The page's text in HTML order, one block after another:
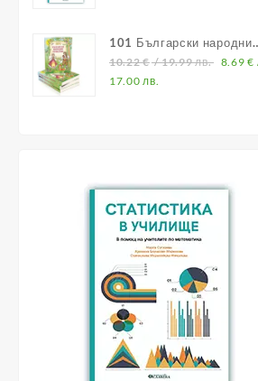
101 Български народни
приказки
10.22€/ 19.99 лв. 8.69€
17.00 лв.